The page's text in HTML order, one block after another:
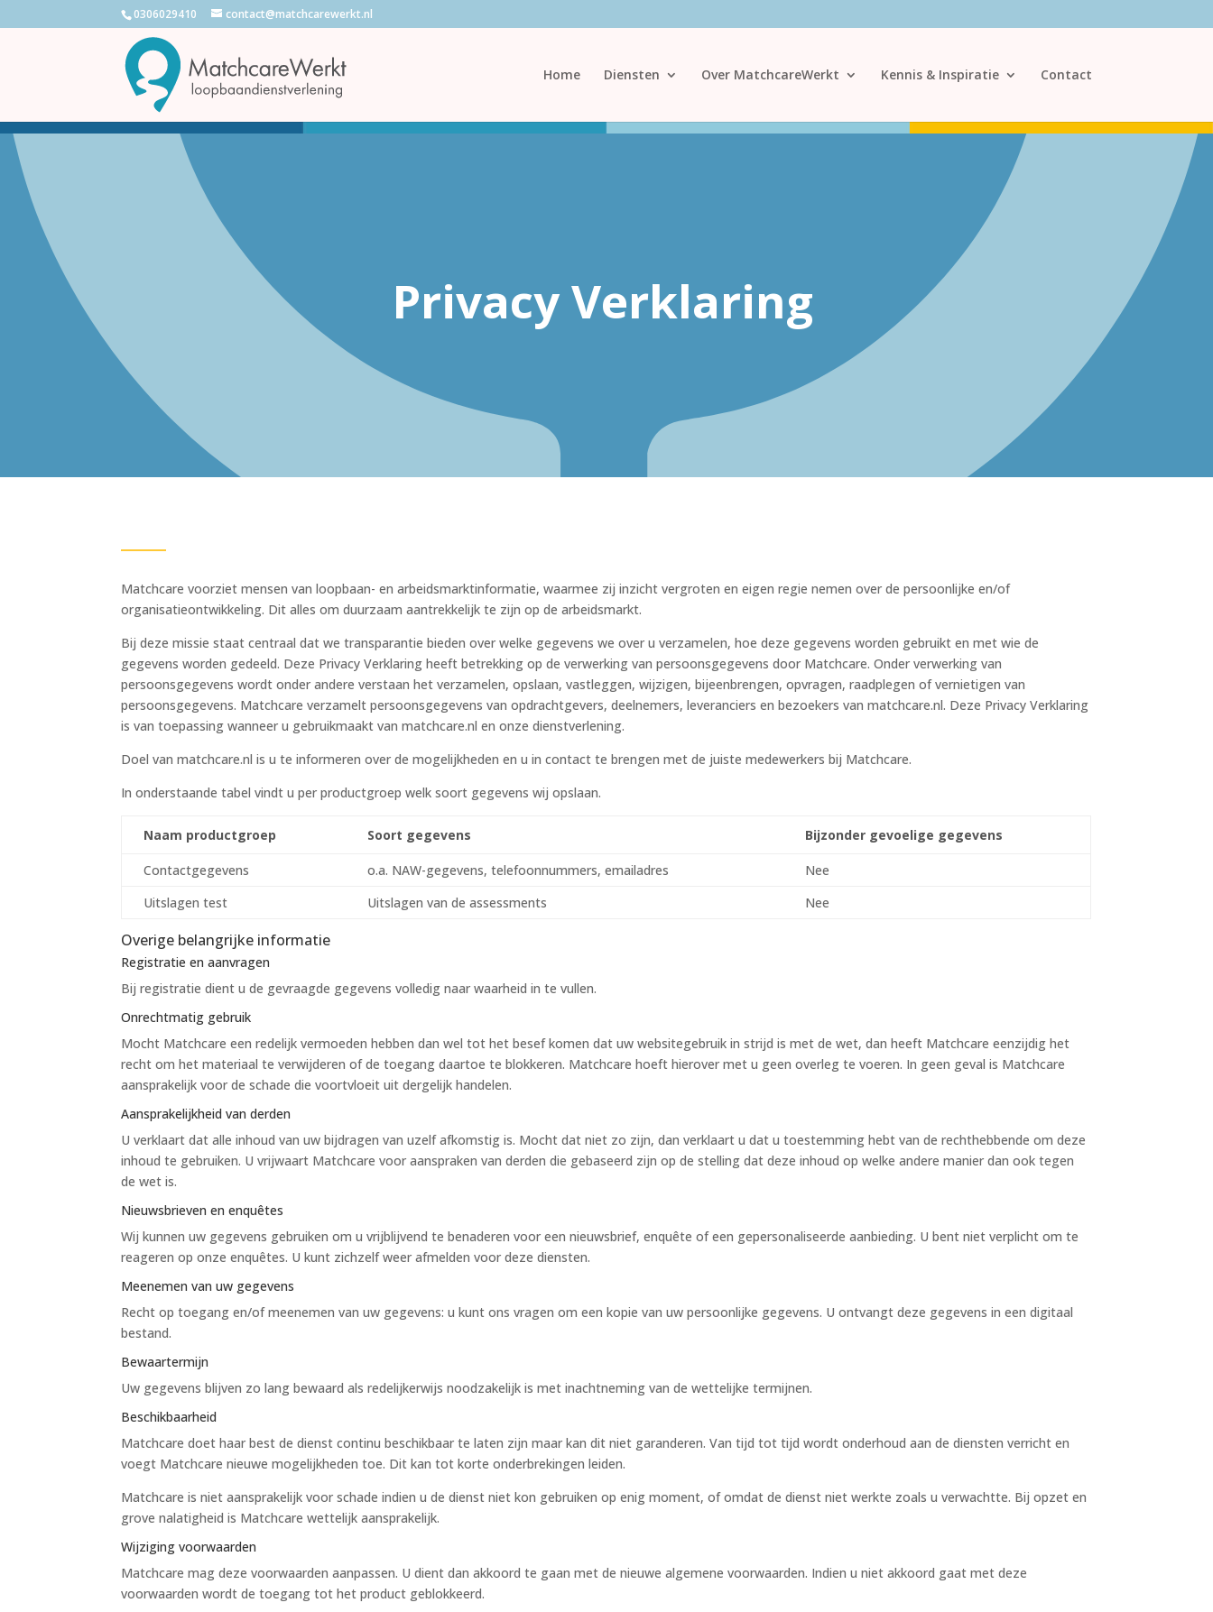
0306029410 contact@matchcarewerkt.nl
Home Diensten Over MatchcareWerkt Kennis & Inspiratie Contact
Privacy Verklaring
Matchcare voorziet mensen van loopbaan- en arbeidsmarktinformatie, waarmee zij inzicht vergroten en eigen regie nemen over de persoonlijke en/of
organisatieontwikkeling. Dit alles om duurzaam aantrekkelijk te zijn op de arbeidsmarkt.
Bij deze missie staat centraal dat we transparantie bieden over welke gegevens we over u verzamelen, hoe deze gegevens worden gebruikt en met wie de
gegevens worden gedeeld. Deze Privacy Verklaring heeft betrekking op de verwerking van persoonsgegevens door Matchcare. Onder verwerking van
persoonsgegevens wordt onder andere verstaan het verzamelen, opslaan, vastleggen, wijzigen, bijeenbrengen, opvragen, raadplegen of vernietigen van
persoonsgegevens. Matchcare verzamelt persoonsgegevens van opdrachtgevers, deelnemers, leveranciers en bezoekers van matchcare.nl. Deze Privacy Verklaring
is van toepassing wanneer u gebruikmaakt van matchcare.nl en onze dienstverlening.
Doel van matchcare.nl is u te informeren over de mogelijkheden en u in contact te brengen met de juiste medewerkers bij Matchcare.
In onderstaande tabel vindt u per productgroep welk soort gegevens wij opslaan.
Naam productgroep Soort gegevens Bijzonder gevoelige gegevens
Contactgegevens o.a. NAW-gegevens, telefoonnummers, emailadres
Nee
Uitslagen test
Uitslagen van de assessments Nee
Overige belangrijke informatie
Registratie en aanvragen
Bij registratie dient u de gevraagde gegevens volledig naar waarheid in te vullen.
Onrechtmatig gebruik
Mocht Matchcare een redelijk vermoeden hebben dan wel tot het besef komen dat uw websitegebruik in strijd is met de wet, dan heeft Matchcare eenzijdig het
recht om het materiaal te verwijderen of de toegang daartoe te blokkeren. Matchcare hoeft hierover met u geen overleg te voeren. In geen geval is Matchcare
aansprakelijk voor de schade die voortvloeit uit dergelijk handelen.
Aansprakelijkheid van derden
U verklaart dat alle inhoud van uw bijdragen van uzelf afkomstig is. Mocht dat niet zo zijn, dan verklaart u dat u toestemming hebt van de rechthebbende om deze
inhoud te gebruiken. U vrijwaart Matchcare voor aanspraken van derden die gebaseerd zijn op de stelling dat deze inhoud op welke andere manier dan ook tegen
de wet is.
Nieuwsbrieven en enquêtes
Wij kunnen uw gegevens gebruiken om u vrijblijvend te benaderen voor een nieuwsbrief, enquête of een gepersonaliseerde aanbieding. U bent niet verplicht om te
reageren op onze enquêtes. U kunt zichzelf weer afmelden voor deze diensten.
Meenemen van uw gegevens
Recht op toegang en/of meenemen van uw gegevens: u kunt ons vragen om een kopie van uw persoonlijke gegevens. U ontvangt deze gegevens in een digitaal
bestand.
Bewaartermijn
Uw gegevens blijven zo lang bewaard als redelijkerwijs noodzakelijk is met inachtneming van de wettelijke termijnen.
Beschikbaarheid
Matchcare doet haar best de dienst continu beschikbaar te laten zijn maar kan dit niet garanderen. Van tijd tot tijd wordt onderhoud aan de diensten verricht en
voegt Matchcare nieuwe mogelijkheden toe. Dit kan tot korte onderbrekingen leiden.
Matchcare is niet aansprakelijk voor schade indien u de dienst niet kon gebruiken op enig moment, of omdat de dienst niet werkte zoals u verwachtte. Bij opzet en
grove nalatigheid is Matchcare wettelijk aansprakelijk.
Wijziging voorwaarden
Matchcare mag deze voorwaarden aanpassen. U dient dan akkoord te gaan met de nieuwe algemene voorwaarden. Indien u niet akkoord gaat met deze
voorwaarden wordt de toegang tot het product geblokkeerd.